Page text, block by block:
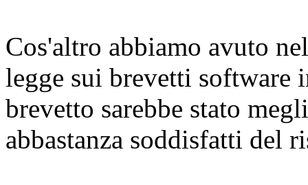
Cos'altro abbiamo avuto
legge sui brevetti software
brevetto sarebbe stato
abbastanza soddisfatti del